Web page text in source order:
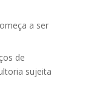
a ser
de
sujeita